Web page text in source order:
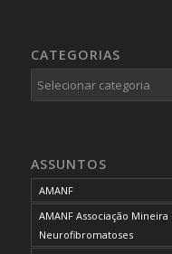
CATEGORIAS
Categorias
ASSUNTOS
AMANF
AMANF Associação
Neurofibromatoses